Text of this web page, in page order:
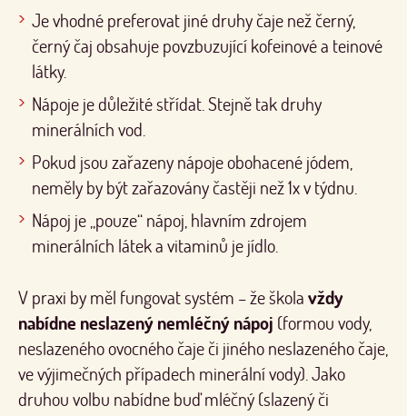
Je vhodné preferovat jiné druhy čaje než černý,
černý čaj obsahuje povzbuzující kofeinové a teinové
látky.
Nápoje je důležité střídat. Stejně tak druhy
minerálních vod.
Pokud jsou zařazeny nápoje obohacené jódem,
neměly by být zařazovány častěji než 1x v týdnu.
Nápoj je „pouze“ nápoj, hlavním zdrojem
minerálních látek a vitaminů je jídlo.
V praxi by měl fungovat systém – že škola vždy
nabídne neslazený nemléčný nápoj (formou vody,
neslazeného ovocného čaje či jiného neslazeného čaje,
ve výjimečných případech minerální vody). Jako
druhou volbu nabídne buď mléčný (slazený či